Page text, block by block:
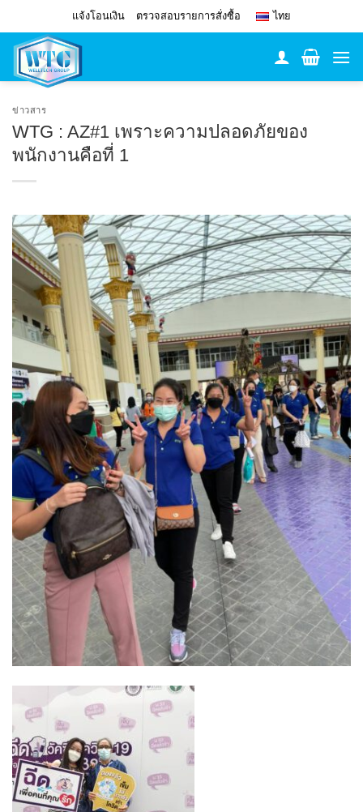
to
content
แจ้งโอนเงิน ตรวจสอบรายการสั่งซื้อ ไทย
ข่าวสาร
WTG : AZ#1 เพราะความปลอดภัยของ
พนักงานคือที่ 1